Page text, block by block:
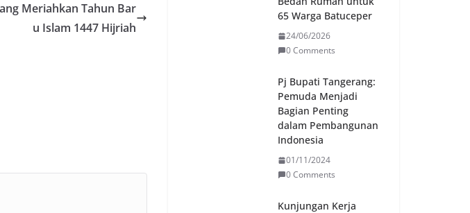
Meriahkan Tahun Bar
u Islam 1447 Hijriah
65 Warga Batuceper
24/06/2026
0 Comments
Pj Bupati Tangerang:
Pemuda Menjadi
Bagian Penting
dalam Pembangunan
Indonesia
01/11/2024
0 Comments
Kunjungan Kerja